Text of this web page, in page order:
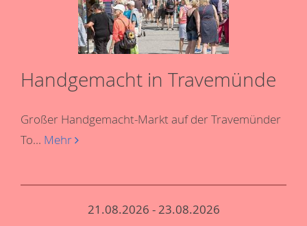
Handgemacht in Travemünde
Großer Handgemacht-Markt auf der Travemünder
To... Mehr
21.08.2026 - 23.08.2026